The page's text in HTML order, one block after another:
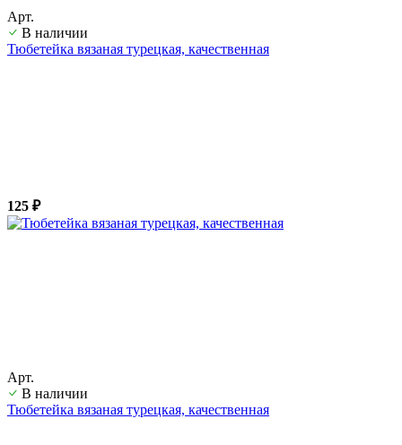
Арт.
В наличии
Тюбетейка вязаная турецкая, качественная
125 ₽
Арт.
В наличии
Тюбетейка вязаная турецкая, качественная